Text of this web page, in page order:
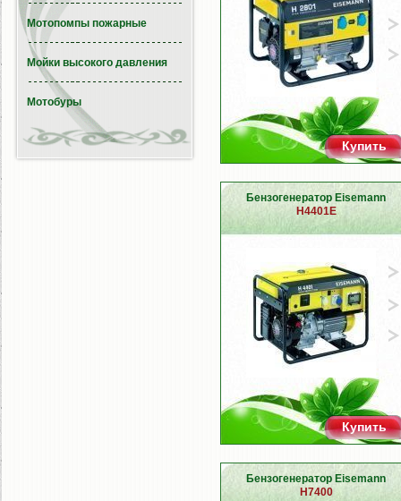
Купить
Бензогенератор Eisemann
H4401E
Купить
Бензогенератор Eisemann
H7400
Мотопомпы пожарные
Мойки высокого давления
Мотобуры